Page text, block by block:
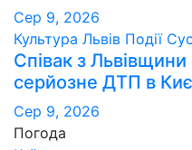
Сер 9, 2026
Культура Львів Події
Співак з
серйозне ДТП в
Сер 9, 2026
Погода